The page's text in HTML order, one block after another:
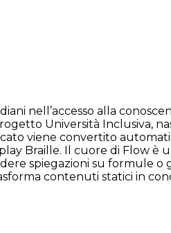
nell’accesso alla
Università Inclusiva,
viene convertito
Braille. Il cuore di Flow
spiegazioni su formule
contenuti statici in